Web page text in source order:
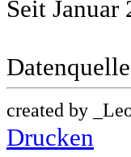
Seit Januar
created by
Drucken